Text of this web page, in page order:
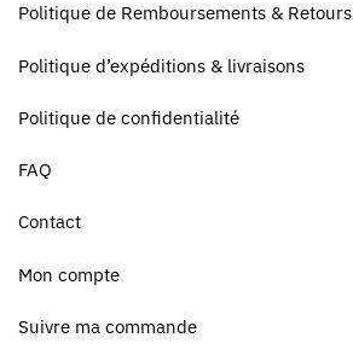
Politique de Remboursements & Retours
Politique d’expéditions & livraisons
Politique de confidentialité
FAQ
Contact
Mon compte
Suivre ma commande